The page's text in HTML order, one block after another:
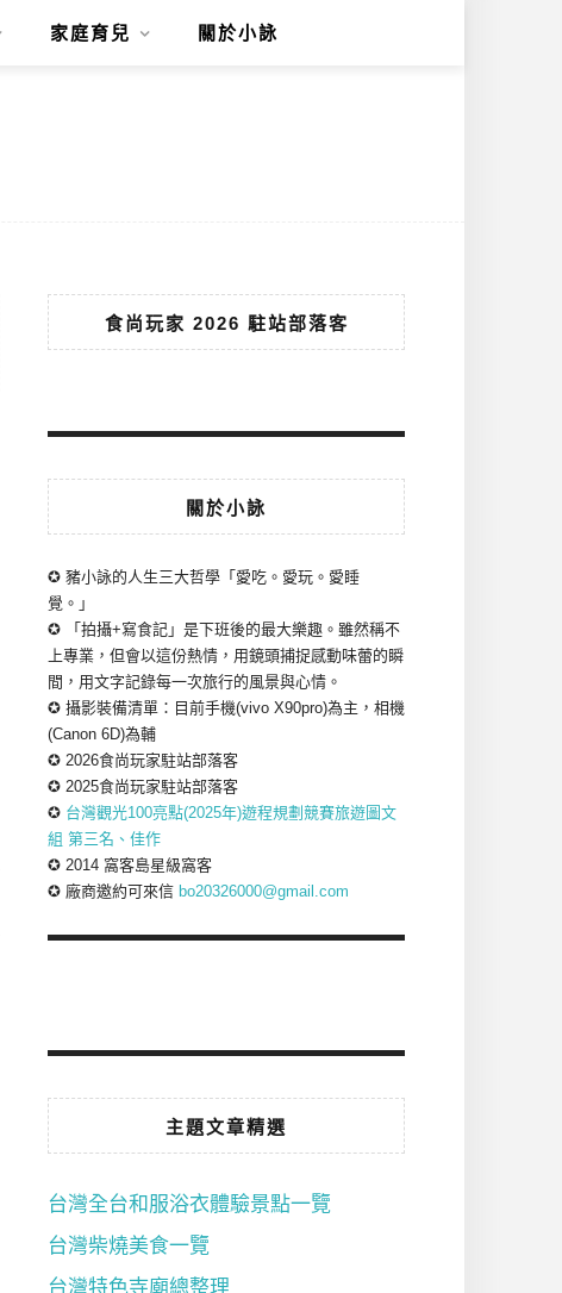
家庭育兒 關於小詠
食尚玩家 2026 駐站部落客
關於小詠
✪ 豬小詠的人生三大哲學「愛吃。愛玩。愛睡
覺。」
✪ 「拍攝+寫食記」是下班後的最大樂趣。雖然稱不
上專業，但會以這份熱情，用鏡頭捕捉感動味蕾的瞬
間，用文字記錄每一次旅行的風景與心情。
✪ 攝影裝備清單：目前手機(vivo X90pro)為主，相機
(Canon 6D)為輔
✪ 2026食尚玩家駐站部落客
✪ 2025食尚玩家駐站部落客
✪ 台灣觀光100亮點(2025年)遊程規劃競賽旅遊圖文
組 第三名、佳作
✪ 2014 窩客島星級窩客
✪ 廠商邀約可來信 bo20326000@gmail.com
主題文章精選
台灣全台和服浴衣體驗景點一覽
台灣柴燒美食一覽
台灣特色寺廟總整理